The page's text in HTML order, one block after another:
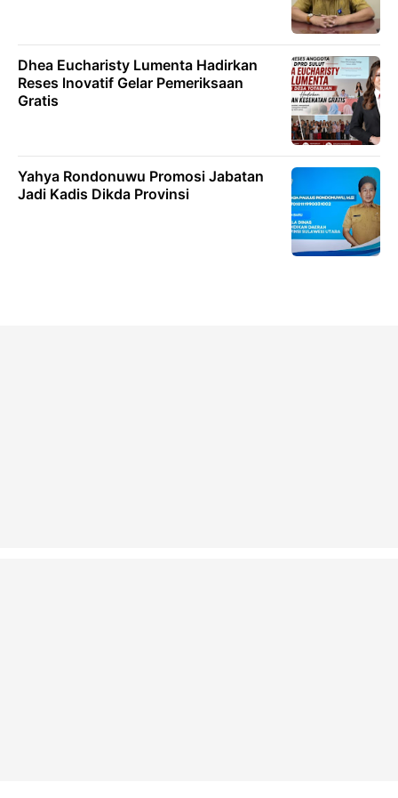
Dhea Eucharisty Lumenta Hadirkan
Reses lnovatif Gelar Pemeriksaan
Gratis
Yahya Rondonuwu Promosi Jabatan
Jadi Kadis Dikda Provinsi